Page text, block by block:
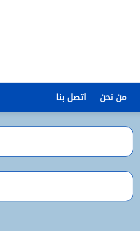
من نحن اتصل بنا